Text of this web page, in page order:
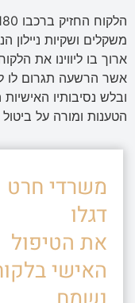
משקלים ושקיות ניילון
ארוך בו ליווינו את
אשר הרשעה תגרום לו
ובלש נסיבותיו
הטענות ומורה על
משרדי חרט
דגלו
את הטיפול
האישי